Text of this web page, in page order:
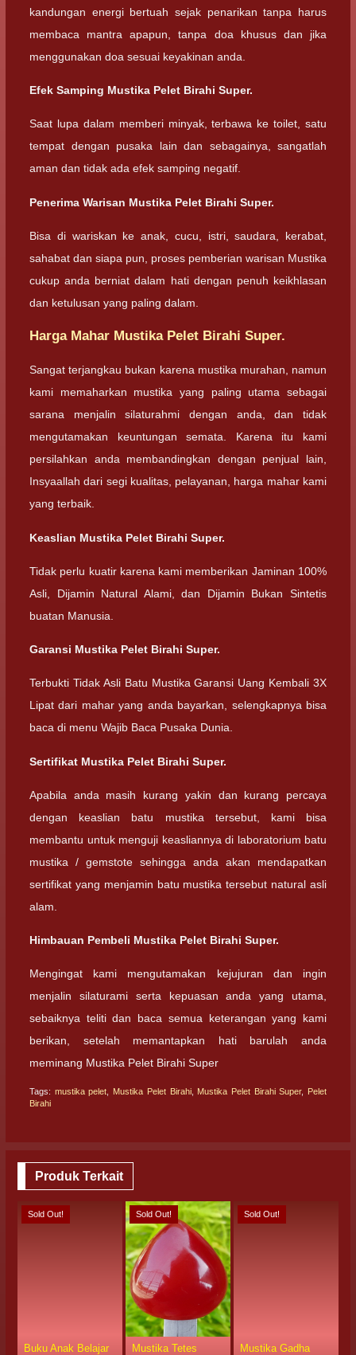
kandungan energi bertuah sejak penarikan tanpa harus
membaca mantra apapun, tanpa doa khusus dan jika
menggunakan doa sesuai keyakinan anda.
Efek Samping Mustika Pelet Birahi Super.
Saat lupa dalam memberi minyak, terbawa ke toilet, satu
tempat dengan pusaka lain dan sebagainya, sangatlah
aman dan tidak ada efek samping negatif.
Penerima Warisan Mustika Pelet Birahi Super.
Bisa di wariskan ke anak, cucu, istri, saudara, kerabat,
sahabat dan siapa pun, proses pemberian warisan Mustika
cukup anda berniat dalam hati dengan penuh keikhlasan
dan ketulusan yang paling dalam.
Harga Mahar Mustika Pelet Birahi Super.
Sangat terjangkau bukan karena mustika murahan, namun
kami memaharkan mustika yang paling utama sebagai
sarana menjalin silaturahmi dengan anda, dan tidak
mengutamakan keuntungan semata. Karena itu kami
persilahkan anda membandingkan dengan penjual lain,
Insyaallah dari segi kualitas, pelayanan, harga mahar kami
yang terbaik.
Keaslian Mustika Pelet Birahi Super.
Tidak perlu kuatir karena kami memberikan Jaminan 100%
Asli, Dijamin Natural Alami, dan Dijamin Bukan Sintetis
buatan Manusia.
Garansi Mustika Pelet Birahi Super.
Terbukti Tidak Asli Batu Mustika Garansi Uang Kembali 3X
Lipat dari mahar yang anda bayarkan, selengkapnya bisa
baca di menu Wajib Baca Pusaka Dunia.
Sertifikat Mustika Pelet Birahi Super.
Apabila anda masih kurang yakin dan kurang percaya
dengan keaslian batu mustika tersebut, kami bisa
membantu untuk menguji keasliannya di laboratorium batu
mustika / gemstote sehingga anda akan mendapatkan
sertifikat yang menjamin batu mustika tersebut natural asli
alam.
Himbauan Pembeli Mustika Pelet Birahi Super.
Mengingat kami mengutamakan kejujuran dan ingin
menjalin silaturami serta kepuasan anda yang utama,
sebaiknya teliti dan baca semua keterangan yang kami
berikan, setelah memantapkan hati barulah anda
meminang Mustika Pelet Birahi Super
Tags: mustika pelet Mustika Pelet Birahi, Mustika Pelet Birahi Super, Pelet
Birahi
Produk Terkait
Sold Out!
Buku Anak Belajar
Sold Out!
Mustika Tetes
Sold Out!
Mustika Gadha